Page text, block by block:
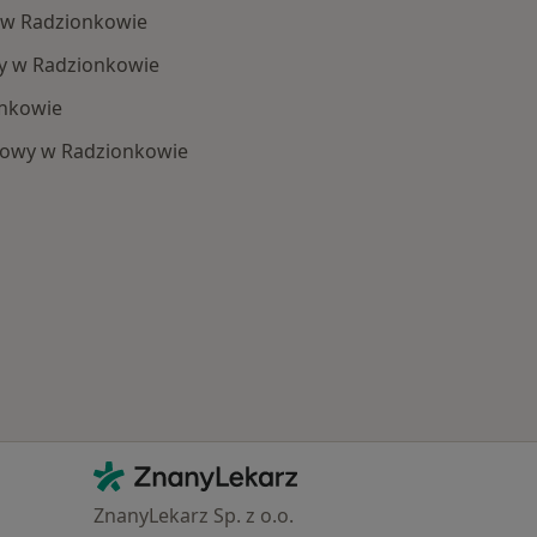
Radzionkowie
w Radzionkowie
w Radzionkowie
Kontakt
ZnanyLekarz - Strona główna
ZnanyLekarz Sp. z o.o.